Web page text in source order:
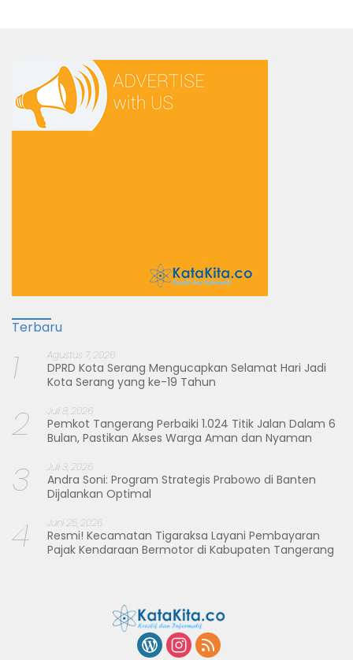
Terbaru
1 Agustus 7, 2026
DPRD Kota Serang Mengucapkan Selamat Hari Jadi
Kota Serang yang ke-19 Tahun
2 Juli 8, 2026
Pemkot Tangerang Perbaiki 1.024 Titik Jalan Dalam 6
Bulan, Pastikan Akses Warga Aman dan Nyaman
3 Juli 3, 2026
Andra Soni: Program Strategis Prabowo di Banten
Dijalankan Optimal
4 Juni 25, 2026
Resmi! Kecamatan Tigaraksa Layani Pembayaran
Pajak Kendaraan Bermotor di Kabupaten Tangerang